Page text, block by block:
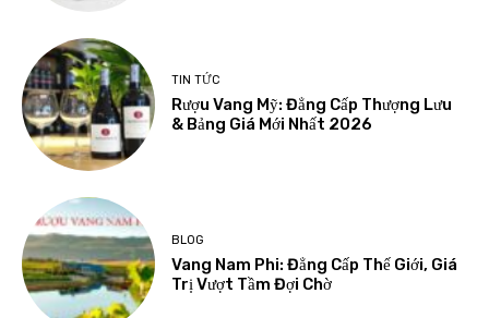
TIN TỨC
Rượu Vang Mỹ: Đẳng Cấp Thượng Lưu
& Bảng Giá Mới Nhất 2026
BLOG
Vang Nam Phi: Đẳng Cấp Thế Giới, Giá
Trị Vượt Tầm Đợi Chờ